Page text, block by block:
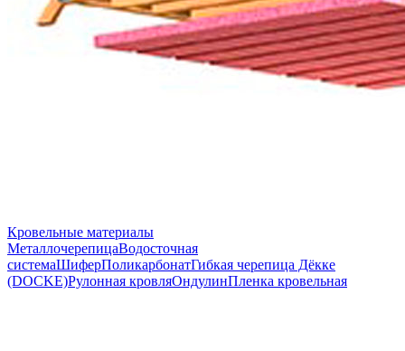
Кровельные материалы
МеталлочерепицаВодосточная
системаШиферПоликарбонатГибкая черепица Дёкке
(DOCKE)Рулонная кровляОндулинПленка кровельная